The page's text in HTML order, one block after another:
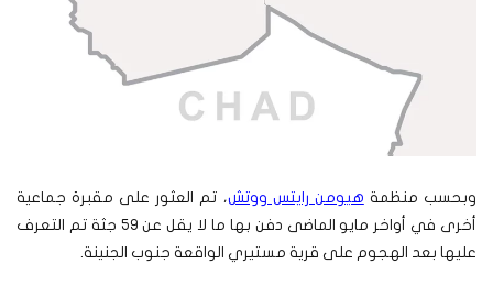
وبحسب منظمة هيومن رايتس ووتش، تم العثور على مقبرة جماعية
أخرى في أواخر مايو الماضى دفن بها ما لا يقل عن 59 جثة تم التعرف
عليها بعد الهجوم على قرية مستيري الواقعة جنوب الجنينة.